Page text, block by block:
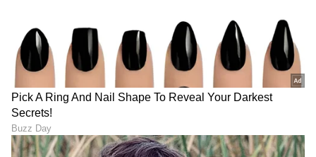
ಶೇ.50 ರಿಂದ ಶೇ.18 ಕ್ಕೆ TAX ಇಳಿಕೆ: ಮೋದಿ-
ಟ್ರಂಪ್ ಐತಿಹಾಸಿಕ ಒಪ್ಪಂದ | India US
Trade Deal | Party Rounds